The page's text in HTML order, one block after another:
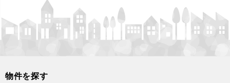
物件を探す